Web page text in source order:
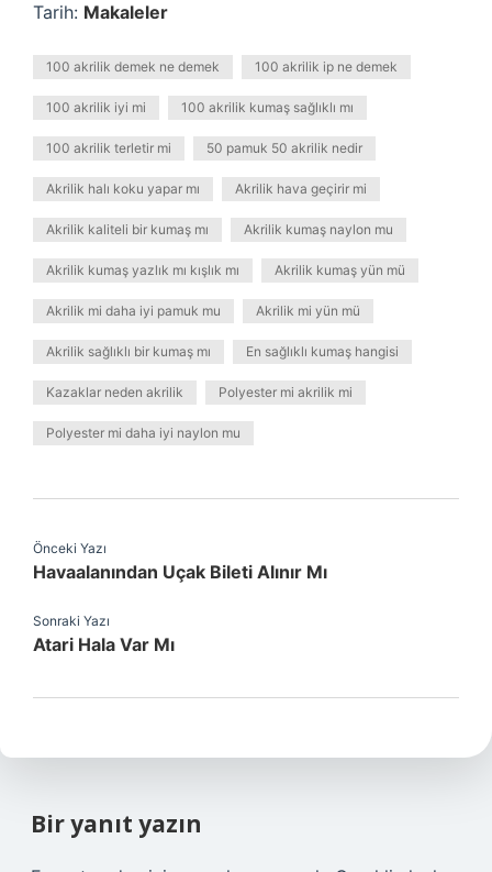
Tarih: Makaleler
100 akrilik demek ne demek 100 akrilik ip ne demek
100 akrilik iyi mi 100 akrilik kumaş sağlıklı mı
100 akrilik terletir mi 50 pamuk 50 akrilik nedir
Akrilik halı koku yapar mı Akrilik hava geçirir mi
Akrilik kaliteli bir kumaş mı Akrilik kumaş naylon mu
Akrilik kumaş yazlık mı kışlık mı Akrilik kumaş yün mü
Akrilik mi daha iyi pamuk mu Akrilik mi yün mü
Akrilik sağlıklı bir kumaş mı En sağlıklı kumaş hangisi
Kazaklar neden akrilik Polyester mi akrilik mi
Polyester mi daha iyi naylon mu
Önceki Yazı
Havaalanından Uçak Bileti Alınır Mı
Sonraki Yazı
Atari Hala Var Mı
Bir yanıt yazın